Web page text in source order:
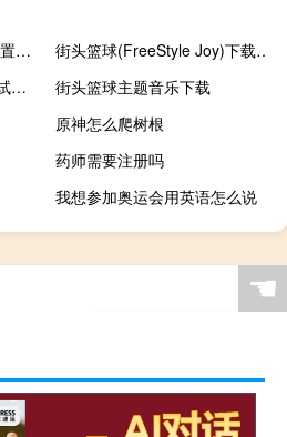
NBA及《街头篮球》5个位置的详细介绍
街头篮球(FreeStyle Joy)下载(电脑、安卓和IOS所有版本)
2018年街头篮球音乐在线试听及下载
街头篮球主题音乐下载
原神怎么爬树根
药师需要注册吗
我想参加奥运会用英语怎么说
东京奥运会闭幕式光之五环怎么做到的
门禁卡复制到手机（手机复制卡）
☚